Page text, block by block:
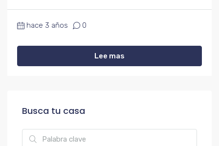
hace 3 años 0
Lee mas
Busca tu casa